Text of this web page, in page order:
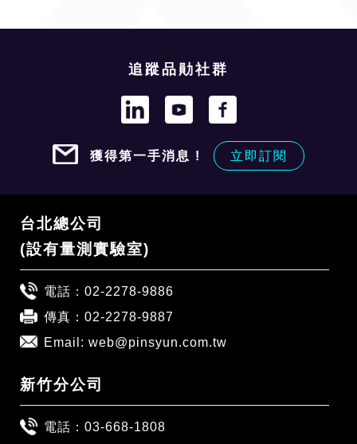
追蹤品勛社群
獲得第一手消息 ! 立即訂閱
台北總公司
(設有量測實驗室)
電話： 02-2278-9886
傳真：02-2278-9887
Email: web@pinsyun.com.tw
新竹分公司
電話： 03-668-1808